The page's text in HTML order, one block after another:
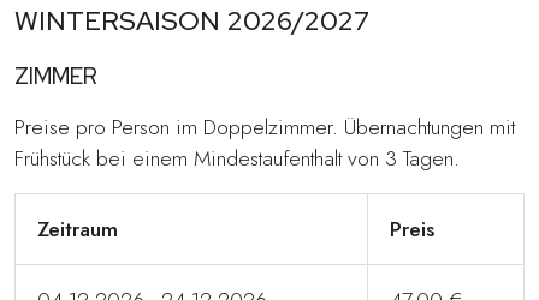
WINTERSAISON 2026/2027
ZIMMER
Preise pro Person im Doppelzimmer. Übernachtungen mit
Frühstück bei einem Mindestaufenthalt von 3 Tagen.
Zeitraum Preis